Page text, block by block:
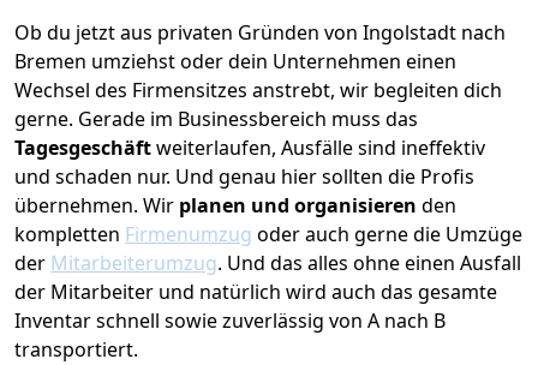
Ob du jetzt aus privaten Gründen von Ingolstadt nach
Bremen umziehst oder dein Unternehmen einen
Wechsel des Firmensitzes anstrebt, wir begleiten dich
gerne. Gerade im Businessbereich muss das
Tagesgeschäftweiterlaufen, Ausfälle sind ineffektiv
und schaden nur. Und genau hier sollten die Profis
übernehmen. Wir planen und organisieren den
kompletten Firmenumzug oder auch gerne die Umzüge
der Mitarbeiterumzug. Und das alles ohne einen Ausfall
der Mitarbeiter und natürlich wird auch das gesamte
Inventar schnell sowie zuverlässig von A nach B
transportiert.